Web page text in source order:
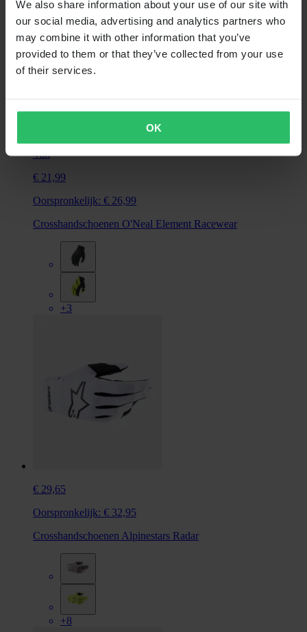
We also share information about your use of our site with
our social media, advertising and analytics partners who
may combine it with other information that you’ve
provided to them or that they’ve collected from your use
of their services.
OK
Van
€ 21,99
Oorspronkelijk: € 26,99
Crosshandschoenen O'Neal Element Racewear
+3
€ 29,65
Oorspronkelijk: € 32,95
Crosshandschoenen Alpinestars Radar
+8